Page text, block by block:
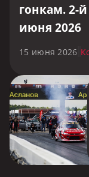
гонкам. 2-
июня 2026
15 июня 2026